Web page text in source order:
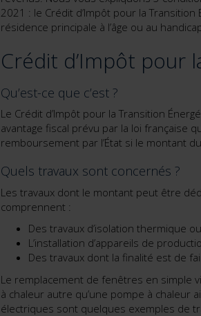
2021 : le Crédit d’Impôt pour la Transition
résidence principale à l’âge ou au
Crédit d’Impôt pour
Qu’est-ce que c’est ?
Le Crédit d’Impôt pour la Transition
avantage fiscal prévu par la loi française
remboursement par l’État si le montant
Quels travaux sont concernés ?
Les travaux dont le montant peut être
comprennent :
Des travaux d’isolation thermique
L’installation d’appareils de
Des travaux dont la finalité est de
Le remplacement de fenêtres en simple
à chaleur autre qu’une pompe à chaleur
électriques sont quelques exemples de